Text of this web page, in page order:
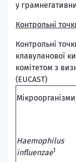
у
Контрольні
Контрольні
клавуланової
комітетом з
(EUCAST)
Мікроорганізми
Haemophilus
influenzae1